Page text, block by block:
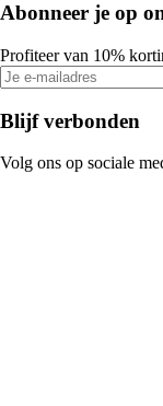
Abonneer je op
Profiteer van 10%
Blijf verbonden
Volg ons op sociale